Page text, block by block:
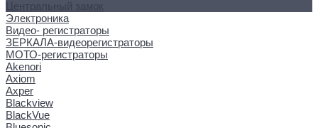
Центральный замок
Электроника
Видео- регистраторы
ЗЕРКАЛА-видеорегистраторы
МОТО-регистраторы
Akenori
Axiom
Axper
Blackview
BlackVue